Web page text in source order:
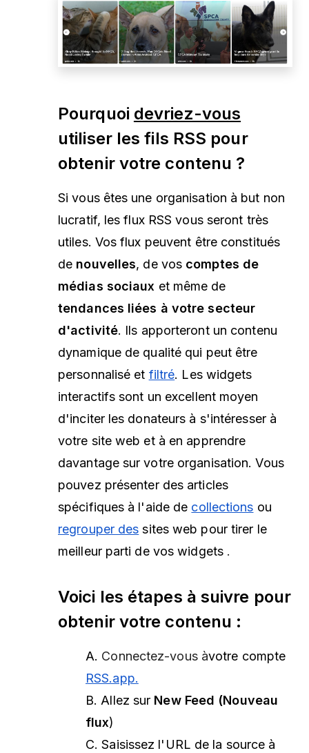
Pourquoi devriez-vous
utiliser les fils RSS pour
obtenir votre contenu ?
Si vous êtes une organisation à but non
lucratif, les flux RSS vous seront très
utiles. Vos flux peuvent être constitués
de nouvelles, de vos comptes de
médias sociaux et même de
tendances liées à votre secteur
d'activité. Ils apporteront un contenu
dynamique de qualité qui peut être
personnalisé et filtré. Les widgets
interactifs sont un excellent moyen
d'inciter les donateurs à s'intéresser à
votre site web et à en apprendre
davantage sur votre organisation. Vous
pouvez présenter des articles
spécifiques à l'aide de collections ou
regrouper des sites web pour tirer le
meilleur parti de vos widgets .
Voici les étapes à suivre pour
obtenir votre contenu :
A. Connectez-vous àvotre compte
RSS.app.
B. Allez sur New Feed (Nouveau
flux)
C.Saisissez l'URL de la source à